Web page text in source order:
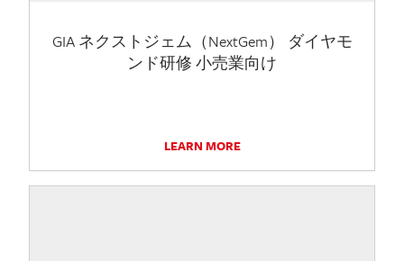
GIA ネクストジェム（NextGem） ダイヤモ
ンド研修 小売業向け
LEARN MORE